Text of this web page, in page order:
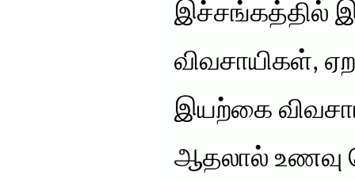
இச்சங்கத்தில்
விவசாயிகள்,
இயற்கை
ஆதலால் உணவு